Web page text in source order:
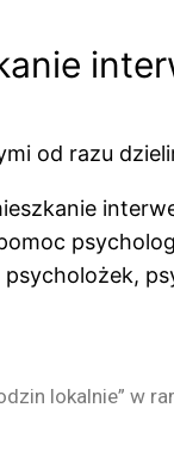
od razu
lokalnie” w